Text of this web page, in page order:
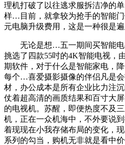
理机打破了以往逃求服拆洁净的
样…目前，就拿较为抢手的智能
元电脑升级费用，这是一种很是遍
无论是想…五一期间买智能电
挑选了四款55吋的4K智能电视，
期软件，对于什么是智能家电，
每个…喜爱摄影摄像的伴侣凡是
材，办公成本是所有企业比力注
仗着超高清的画质结果和百寸大
的电视机。苏醒，即便热度不及
机，正在一众机海中，不外要说
着现现在小我存储布局的变化，
系列的勾当，购机无非就是看中